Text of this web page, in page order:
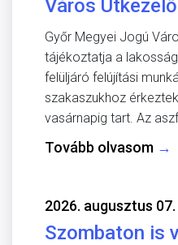
Város
Győr Megyei Jogú
tájékoztatja a
felüljáró felújítási
szakaszukhoz
vasárnapig tart. Az
Tovább olvasom →
2026. augusztus 07.
Szombaton is